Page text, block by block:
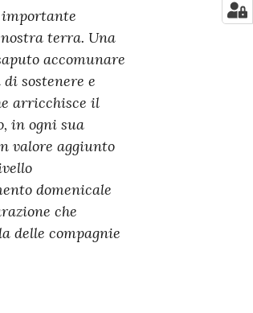
terra. Una
accomunare
sostenere e
arricchisce il
in ogni sua
valore aggiunto
domenicale
che
delle compagnie